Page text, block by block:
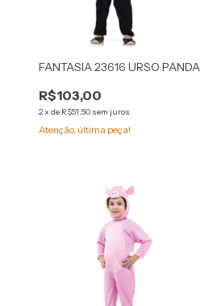
FANTASIA 23616 URSO PANDA
R$103,00
2x de R$51,50 sem juros
Atenção, última peça!